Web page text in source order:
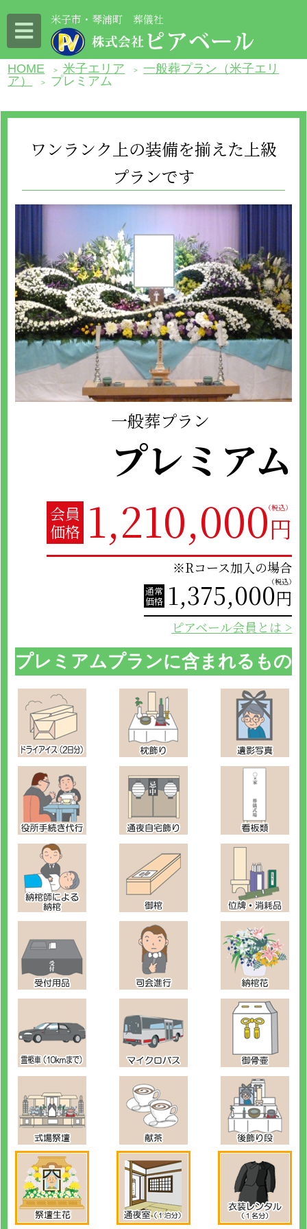
米子市・琴浦町 葬儀社
HOME > 米子エリア >
一般葬プラン（米子エリ
ア）
> プレミアム
ワンランク上の装備を揃えた上級
プランです
一般葬プラン
プレミアム
会員
価格 1,210,000円
（税込）
※Rコース加入の場合
通常
価格 1,375,000円
（税込）
ピアベール会員とは >
プレミアムプランに含まれるもの